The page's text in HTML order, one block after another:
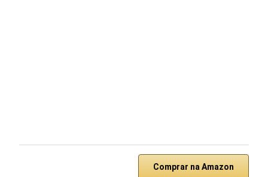
Comprar na Amazon